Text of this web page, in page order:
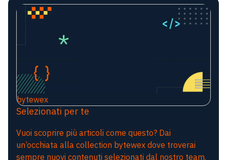
bytewex
Selezionati per te
Vuoi scoprire più articoli come questo? Dai
un’occhiata alla collection bytewex dove troverai
sempre nuovi contenuti selezionati dal nostro team.